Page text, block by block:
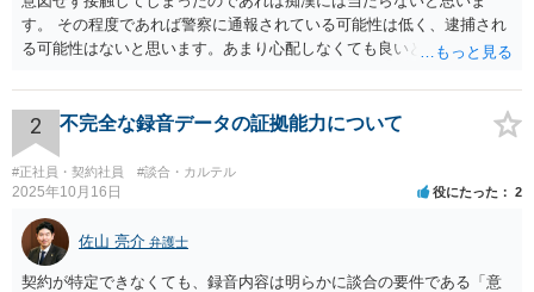
す。 その程度であれば警察に通報されている可能性は低く、逮捕され
る可能性はないと思います。あまり心配しなくても良いと思います。
2 不完全な録音データの証拠能力について
#正社員・契約社員 #談合・カルテル
2025年10月16日 役にたった 2
佐山 亮介 弁護士
契約が特定できなくても、録音内容は明らかに談合の要件である「意